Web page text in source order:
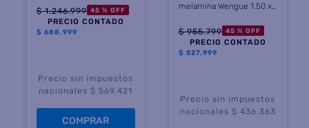
$ 1.246.999 45 % OFF
PRECIO CONTADO
$ 688.999
Precio sin impuestos
nacionales $ 569.421
COMPRAR
melamina Wengue 1.50 x
$ 955.799 45 % OFF
PRECIO CONTADO
$ 527.999
Precio sin impuestos
nacionales $ 436.363